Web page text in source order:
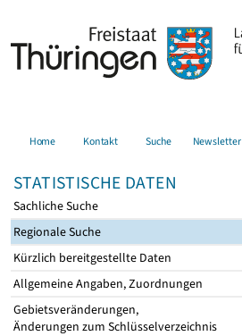
Home Kontakt Suche Newsletter
STATISTISCHE DATEN
Sachliche Suche
Regionale Suche
Kürzlich bereitgestellte Daten
Allgemeine Angaben, Zuordnungen
Gebietsveränderungen,
Änderungen zum Schlüsselverzeichnis